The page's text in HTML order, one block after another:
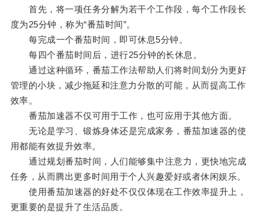
首先，将一项任务分解为若干个工作段，每个工作段长
度为25分钟，称为“番茄时间”。
每完成一个番茄时间，即可休息5分钟。
每四个番茄时间后，进行25分钟的长休息。
通过这种循环，番茄工作法帮助人们将时间划分为更好
管理的小块，减少拖延和注意力分散的可能，从而提高工作
效率。
番茄加速器不仅可用于工作，也可应用于其他方面。
无论是学习、锻炼身体还是完成家务，番茄加速器的使
用都能有效提升效率。
通过规划番茄时间，人们能够集中注意力，更快地完成
任务，从而腾出更多时间用于个人兴趣爱好或者休闲娱乐。
使用番茄加速器的好处不仅仅体现在工作效率提升上，
更重要的是提升了生活品质。